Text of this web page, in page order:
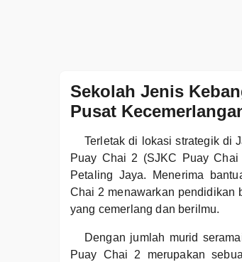
Sekolah Jenis
Pusat
Terletak di lokasi strategik di
Puay Chai 2 (SJKC Puay
Petaling Jaya. Menerima
Chai 2 menawarkan pendidikan
yang cemerlang dan berilmu.
Dengan jumlah murid
Puay Chai 2 merupakan